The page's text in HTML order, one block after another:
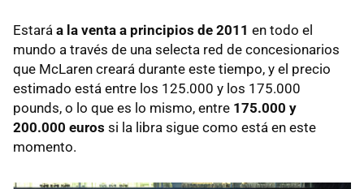
Estará a la venta a principios de 2011 en todo el
mundo a través de una selecta red de concesionarios
que McLaren creará durante este tiempo, y el precio
estimado está entre los 125.000 y los 175.000
pounds, o lo que es lo mismo, entre 175.000 y
200.000 euros si la libra sigue como está en este
momento.